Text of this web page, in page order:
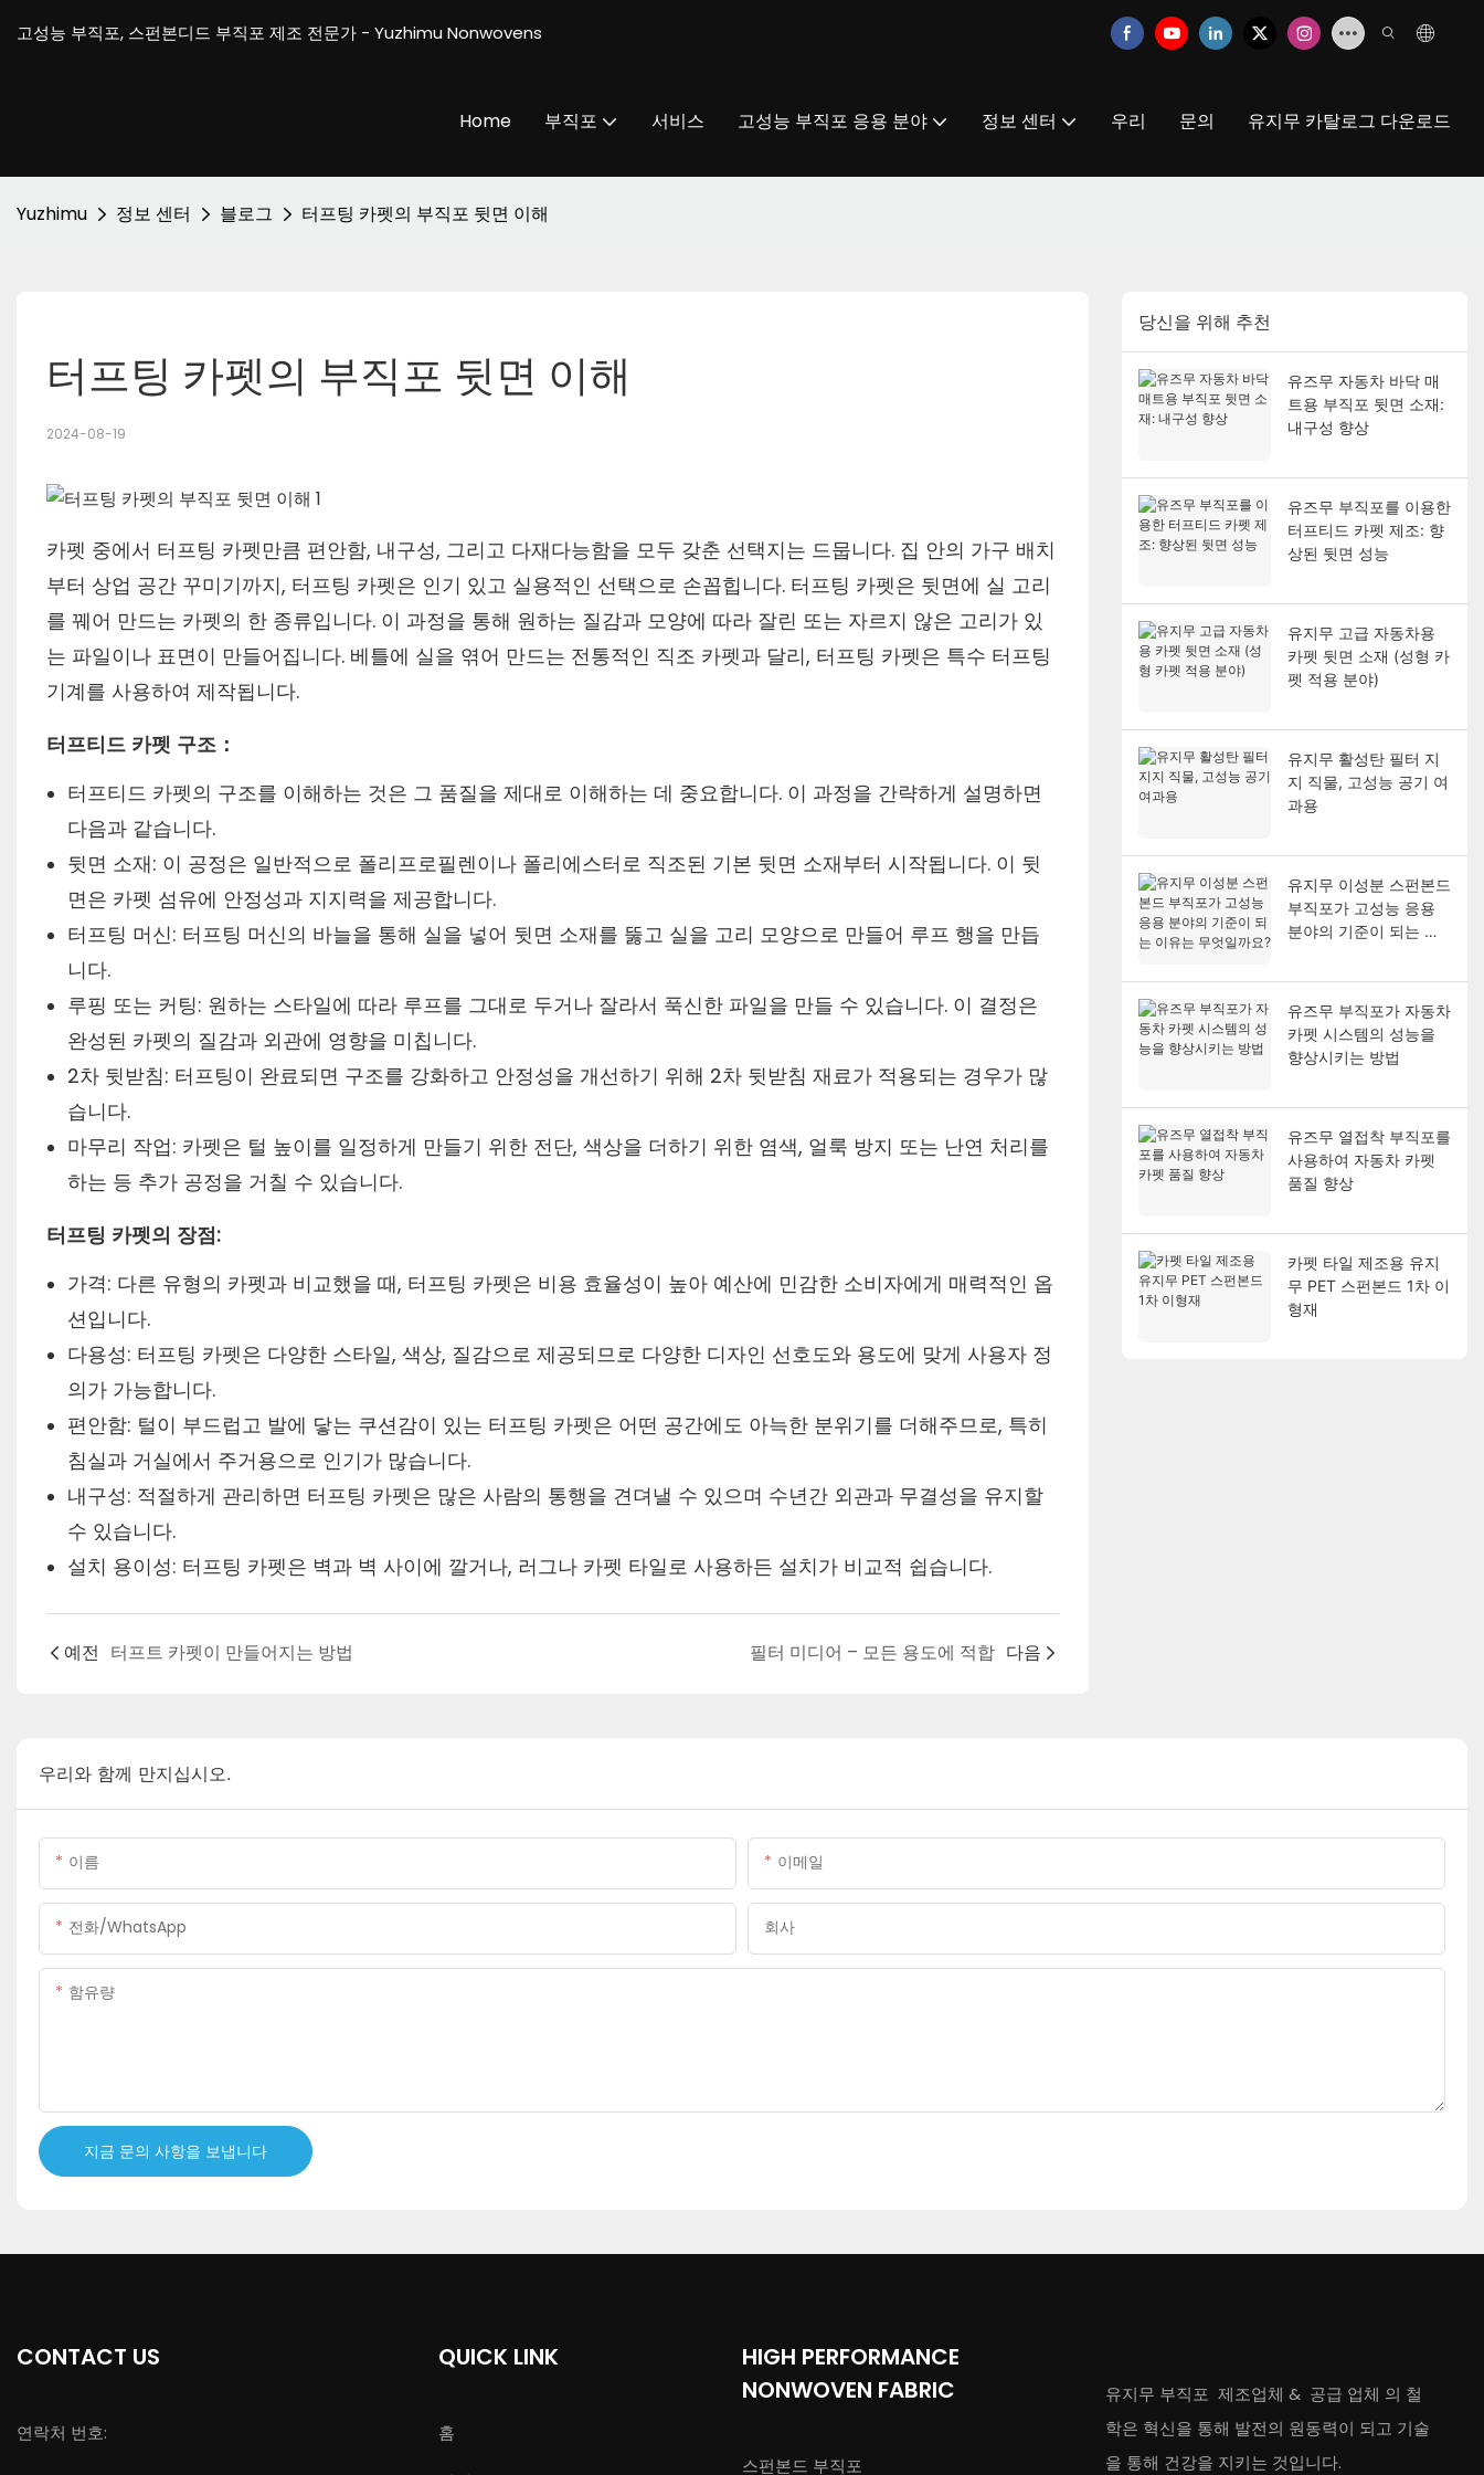
고성능 부직포, 스펀본디드 부직포 제조 전문가 - Yuzhimu Nonwovens
Home 부직포 서비스 고성능 부직포 응용 분야 정보 센터 우리 문의 유지무 카탈로그 다운로드
Yuzhimu 정보 센터 블로그 터프팅 카펫의 부직포 뒷면 이해
터프팅 카펫의 부직포 뒷면 이해
2024-08-19
카펫 중에서 터프팅 카펫만큼 편안함, 내구성, 그리고 다재다능함을 모두 갖춘 선택지는 드뭅니다. 집 안의 가구 배치
부터 상업 공간 꾸미기까지, 터프팅 카펫은 인기 있고 실용적인 선택으로 손꼽힙니다. 터프팅 카펫은 뒷면에 실 고리
를 꿰어 만드는 카펫의 한 종류입니다. 이 과정을 통해 원하는 질감과 모양에 따라 잘린 또는 자르지 않은 고리가 있
는 파일이나 표면이 만들어집니다. 베틀에 실을 엮어 만드는 전통적인 직조 카펫과 달리, 터프팅 카펫은 특수 터프팅
기계를 사용하여 제작됩니다.
터프티드 카펫 구조：
터프티드 카펫의 구조를 이해하는 것은 그 품질을 제대로 이해하는 데 중요합니다. 이 과정을 간략하게 설명하면
다음과 같습니다.
뒷면 소재: 이 공정은 일반적으로 폴리프로필렌이나 폴리에스터로 직조된 기본 뒷면 소재부터 시작됩니다. 이 뒷
면은 카펫 섬유에 안정성과 지지력을 제공합니다.
터프팅 머신: 터프팅 머신의 바늘을 통해 실을 넣어 뒷면 소재를 뚫고 실을 고리 모양으로 만들어 루프 행을 만듭
니다.
루핑 또는 커팅: 원하는 스타일에 따라 루프를 그대로 두거나 잘라서 푹신한 파일을 만들 수 있습니다. 이 결정은
완성된 카펫의 질감과 외관에 영향을 미칩니다.
2차 뒷받침: 터프팅이 완료되면 구조를 강화하고 안정성을 개선하기 위해 2차 뒷받침 재료가 적용되는 경우가 많
습니다.
마무리 작업: 카펫은 털 높이를 일정하게 만들기 위한 전단, 색상을 더하기 위한 염색, 얼룩 방지 또는 난연 처리를
하는 등 추가 공정을 거칠 수 있습니다.
터프팅 카펫의 장점:
가격: 다른 유형의 카펫과 비교했을 때, 터프팅 카펫은 비용 효율성이 높아 예산에 민감한 소비자에게 매력적인 옵
션입니다.
다용성: 터프팅 카펫은 다양한 스타일, 색상, 질감으로 제공되므로 다양한 디자인 선호도와 용도에 맞게 사용자 정
의가 가능합니다.
편안함: 털이 부드럽고 발에 닿는 쿠션감이 있는 터프팅 카펫은 어떤 공간에도 아늑한 분위기를 더해주므로, 특히
침실과 거실에서 주거용으로 인기가 많습니다.
내구성: 적절하게 관리하면 터프팅 카펫은 많은 사람의 통행을 견뎌낼 수 있으며 수년간 외관과 무결성을 유지할
수 있습니다.
설치 용이성: 터프팅 카펫은 벽과 벽 사이에 깔거나, 러그나 카펫 타일로 사용하든 설치가 비교적 쉽습니다.
예전 터프트 카펫이 만들어지는 방법 필터 미디어 – 모든 용도에 적합 다음
당신을 위해 추천
유즈무 자동차 바닥 매
트용 부직포 뒷면 소재:
내구성 향상
유즈무 부직포를 이용한
터프티드 카펫 제조: 향
상된 뒷면 성능
유지무 고급 자동차용
카펫 뒷면 소재 (성형 카
펫 적용 분야)
유지무 활성탄 필터 지
지 직물, 고성능 공기 여
과용
유지무 이성분 스펀본드
부직포가 고성능 응용
분야의 기준이 되는 이
유즈무 부직포가 자동차
카펫 시스템의 성능을
향상시키는 방법
유즈무 열접착 부직포를
사용하여 자동차 카펫
품질 향상
카펫 타일 제조용 유지
무 PET 스펀본드 1차 이
형재
우리와 함께 만지십시오.
이름 이메일
전화/WhatsApp 회사
함유량
지금 문의 사항을 보냅니다
CONTACT US
연락처 번호:
QUICK LINK
홈
HIGH PERFORMANCE
NONWOVEN FABRIC
스펀본드 부직포
유지무 부직포 제조업체 & 공급 업체 의 철
학은 혁신을 통해 발전의 원동력이 되고 기술
을 통해 건강을 지키는 것입니다.